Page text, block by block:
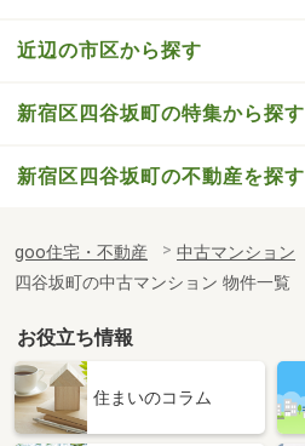
近辺の市区から探す
新宿区四谷坂町の特集から探す
新宿区四谷坂町の不動産を探す
goo住宅・不動産 中古マンション
四谷坂町の中古マンション 物件一覧
お役立ち情報
住まいのコラム